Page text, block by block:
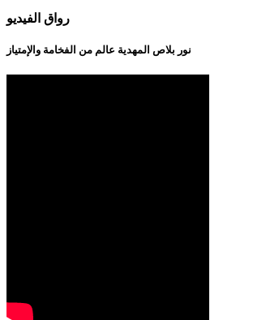
رواق الفيديو
نور بلاص المهدية عالم من الفخامة والإمتياز